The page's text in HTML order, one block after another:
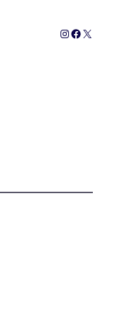
Instagram
Facebook
X